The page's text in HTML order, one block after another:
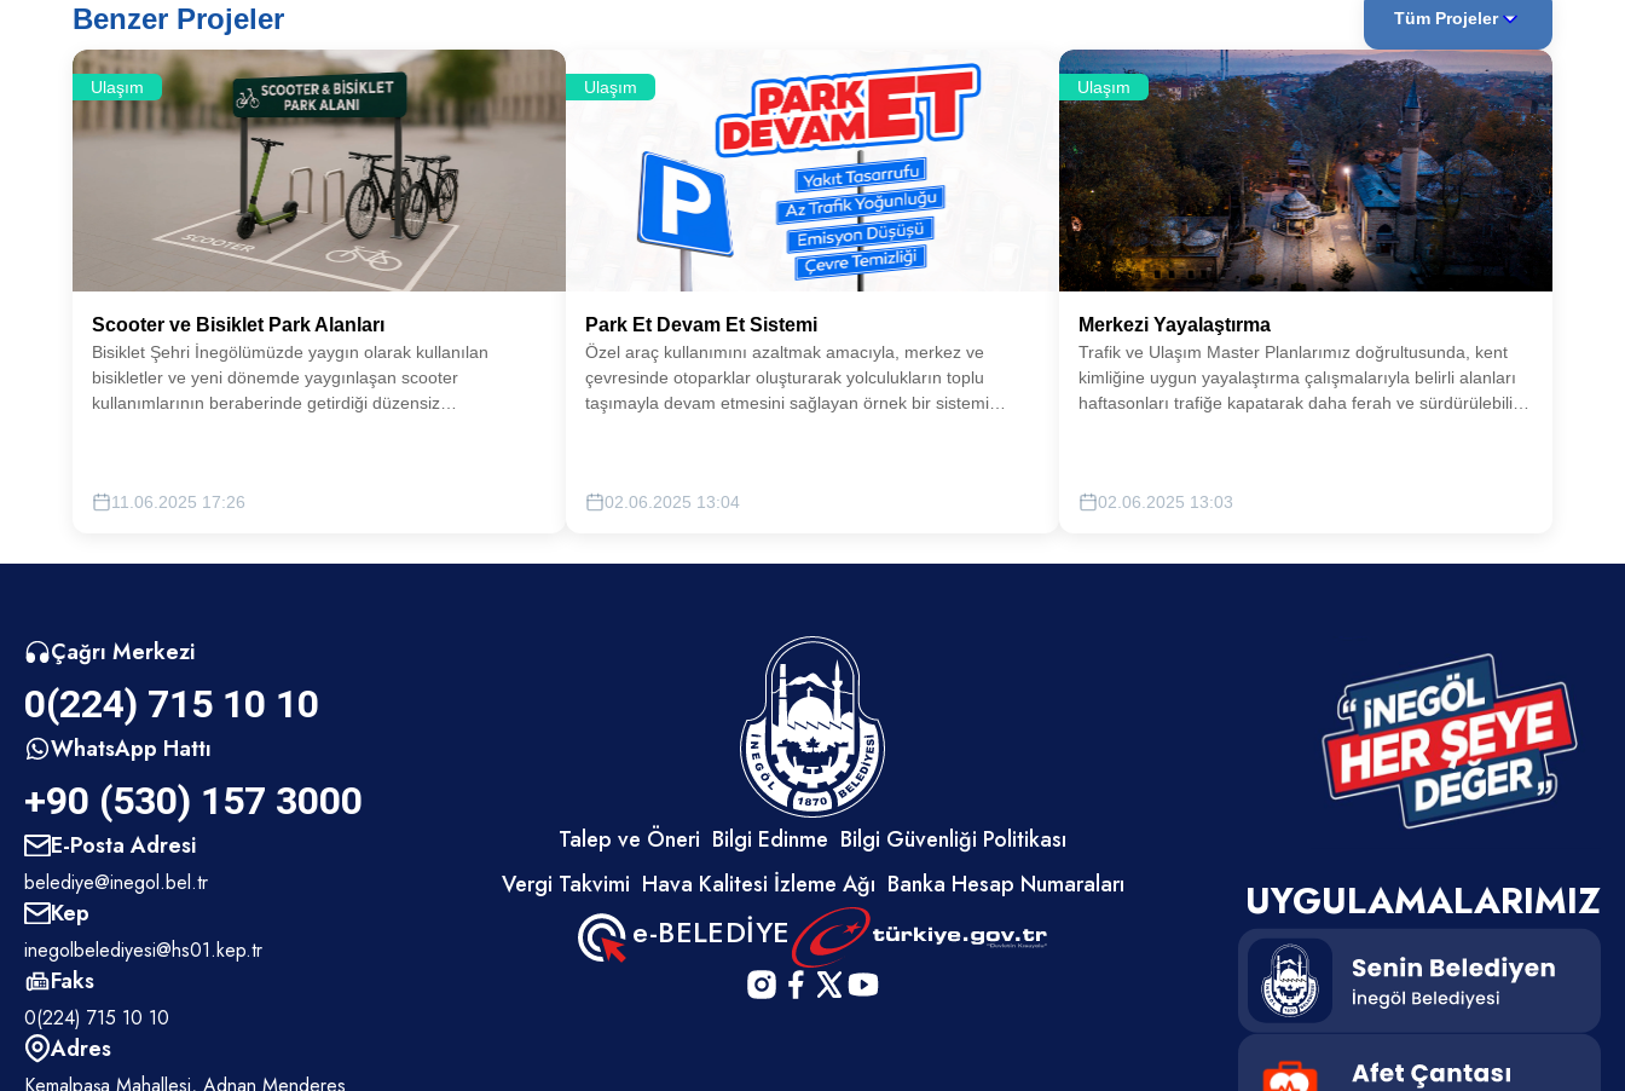
Benzer Projeler Tüm Projeler
Ulaşım
Scooter ve Bisiklet Park Alanları
Bisiklet Şehri İnegölümüzde yaygın olarak kullanılan
bisikletler ve yeni dönemde yaygınlaşan scooter
kullanımlarının beraberinde getirdiği düzensiz
11.06.2025 17:26
Ulaşım
Park Et Devam Et Sistemi
Özel araç kullanımını azaltmak amacıyla, merkez ve
çevresinde otoparklar oluşturarak yolculukların toplu
taşımayla devam etmesini sağlayan örnek bir sistemi
02.06.2025 13:04
Ulaşım
Merkezi Yayalaştırma
Trafik ve Ulaşım Master Planlarımız doğrultusunda, kent
kimliğine uygun yayalaştırma çalışmalarıyla belirli alanları
haftasonları trafiğe kapatarak daha ferah ve sürdürülebilir
02.06.2025 13:03
Çağrı Merkezi
0(224) 715 10 10
WhatsApp Hattı
+90 (530) 157 3000
E-Posta Adresi
belediye@inegol.bel.tr
Kep
inegolbelediyesi@hs01.kep.tr
Faks
0(224) 715 10 10
Adres
Kemalpaşa Mahallesi, Adnan Menderes
Talep ve Öneri Bilgi Edinme Bilgi Güvenliği Politikası
Vergi Takvimi Hava Kalitesi İzleme Ağı Banka Hesap Numaraları
e-BELEDİYE
UYGULAMALARIMIZ